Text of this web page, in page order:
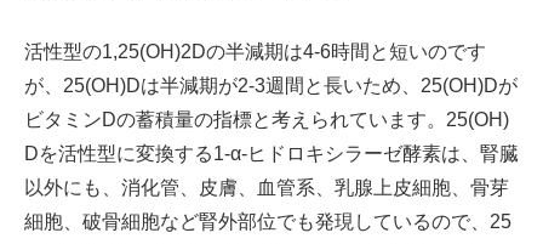
活性型の1,25(OH)2Dの半減期は4-6時間と短いのです
が、25(OH)Dは半減期が2-3週間と長いため、25(OH)Dが
ビタミンDの蓄積量の指標と考えられています。25(OH)
Dを活性型に変換する1-α-ヒドロキシラーゼ酵素は、腎臓
以外にも、消化管、皮膚、血管系、乳腺上皮細胞、骨芽
細胞、破骨細胞など腎外部位でも発現しているので、25